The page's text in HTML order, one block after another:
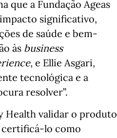
que a Fundação Ageas
significativo,
de saúde e bem-
às business
, e Ellie Asgari,
tecnológica e a
resolver”.
Health validar o produto
certificá-lo como